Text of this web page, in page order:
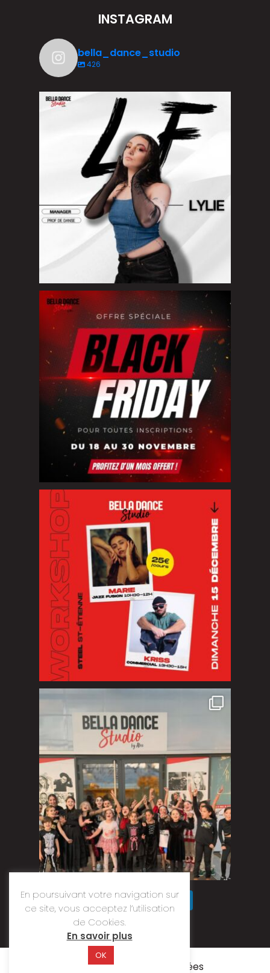
INSTAGRAM
bella_dance_studio
426
Depuis ses 3 ans, Lylie vit sa passion pour la
Black Friday chez Bella Dance Studio
Du...
NOUVEAU WORKSHOP EXCLUSIF
Vous...
Quelle journée incroyable pour Halloween ! Un...
Suivre sur Instagram
Mentions légales Données
En poursuivant votre navigation sur
ce site, vous acceptez l’utilisation
de Cookies.
En savoir plus
OK